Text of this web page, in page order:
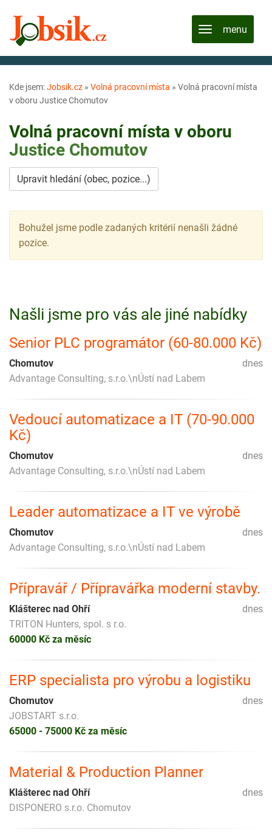
Kde jsem:Jobsik.cz » Volná pracovní místa » Volná pracovní místa
v oboru Justice Chomutov
Volná pracovní místa v oboru
Justice Chomutov
Upravit hledání (obec, pozice...)
Bohužel jsme podle zadaných kritérií nenašli žádné
pozice.
Našli jsme pro vás ale jiné nabídky
Senior PLC programátor (60-80.000 Kč)
dnes
Chomutov
Advantage Consulting, s.r.o.\nÚstí nad Labem
Vedoucí automatizace a IT (70-90.000
Kč)
dnes
Chomutov
Advantage Consulting, s.r.o.\nÚstí nad Labem
Leader automatizace a IT ve výrobě
dnes
Chomutov
Advantage Consulting, s.r.o.\nÚstí nad Labem
Přípravář / Přípravářka moderní stavby.
dnes
Klášterec nad Ohří
TRITON Hunters, spol. s r.o.
60000 Kč za měsíc
ERP specialista pro výrobu a logistiku
dnes
Chomutov
JOBSTART s.r.o.
65000 - 75000 Kč za měsíc
Material & Production Planner
dnes
Klášterec nad Ohří
DISPONERO s.r.o. Chomutov